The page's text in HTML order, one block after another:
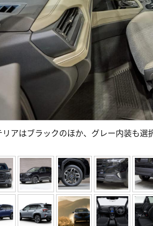
リアはブラックのほか、グレー内装も選